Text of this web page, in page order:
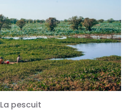
La pescuit